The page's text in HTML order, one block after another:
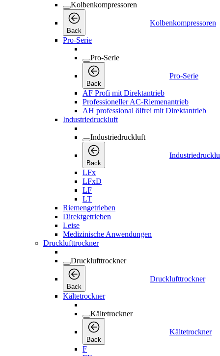
Kolbenkompressoren
Back
Kolbenkompressoren
Pro-Serie
Pro-Serie
Back
Pro-Serie
AF Profi mit Direktantrieb
Professioneller AC-Riemenantrieb
AH professional ölfrei mit Direktantrieb
Industriedruckluft
Industriedruckluft
Back
LFx
LFxD
LF
LT
Riemengetrieben
Direktgetrieben
Leise
Medizinische Anwendungen
Drucklufttrockner
Drucklufttrockner
Back
Drucklufttrockner
Kältetrockner
Kältetrockner
Back
Kältetrockner
F